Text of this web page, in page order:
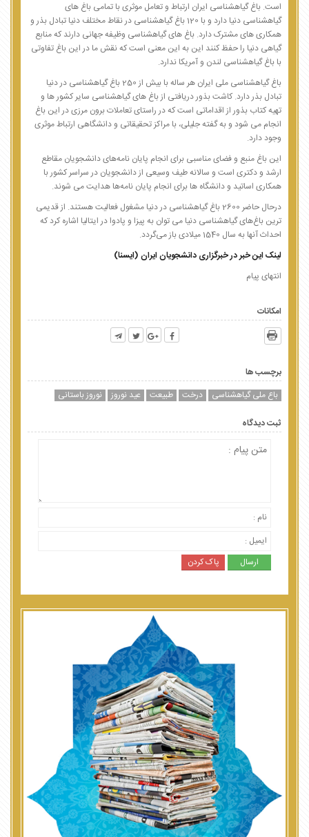
است. باغ گیاهشناسی ایران ارتباط و تعامل موثری با تمامی باغ های
گیاهشناسی دنیا دارد و با 120 باغ گیاهشناسی در نقاط مختلف دنیا تبادل بذر و
همکاری های مشترک دارد. باغ های گیاهشناسی وظیفه جهانی دارند که منابع
گیاهی دنیا را حفظ کنند این به این معنی است که نقش ما در این باغ تفاوتی
با باغ گیاهشناسی لندن و آمریکا ندارد.
باغ گیاهشناسی ملی ایران هر ساله با بیش از 250 باغ گیاهشناسی در دنیا
تبادل بذر دارد. کاشت بذور دریافتی از باغ های گیاهشناسی سایر کشور ها و
تهیه کتاب بذور از اقداماتی است که در راستای تعاملات برون مرزی در این باغ
انجام می شود و به گفته جلیلی، با مراکز تحقیقاتی و دانشگاهی ارتباط موثری
وجود دارد.
این باغ منبع و فضای مناسبی برای انجام پایان نامه‌های دانشجویان مقاطع
ارشد و دکتری است و سالانه طیف وسیعی از دانشجویان در سراسر کشور با
همکاری اساتید و دانشگاه ها برای انجام پایان نامه‌ها هدایت می شوند.
درحال حاضر 2600 باغ گیاهشناسی در دنیا مشغول فعالیت هستند. از قدیمی
ترین باغ‌های گیاهشناسی دنیا می توان به پیزا و پادوا در ایتالیا اشاره کرد که
احداث آنها به سال 1540 میلادی باز می‌گردد.
لینک این خبر در خبرگزاری دانشجویان ایران (ایسنا)
انتهای پیام
امکانات
برچسب ها
باع ملی گیاهشناسی
درخت طبیعت عید نوروز نوروز باستانی
ثبت دیدگاه